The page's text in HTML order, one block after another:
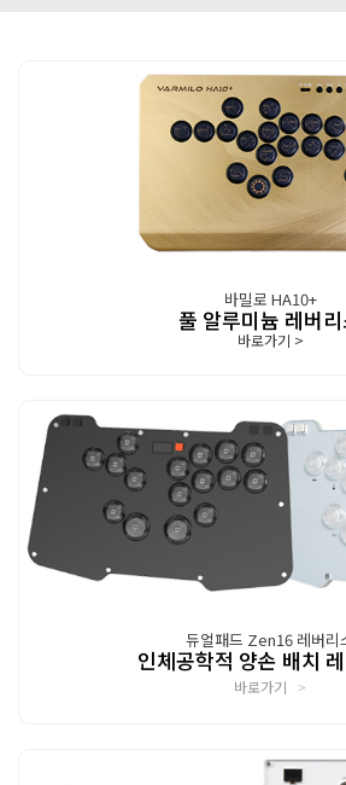
바밀로 HA10+
풀 알루미늄 레버
바로가기 >
듀얼패드 Zen16 레버리
인체공학적 양손 배치
바로가기 >